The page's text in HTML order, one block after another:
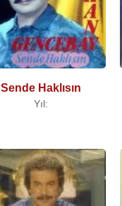
Sende Haklısın
Yıl: